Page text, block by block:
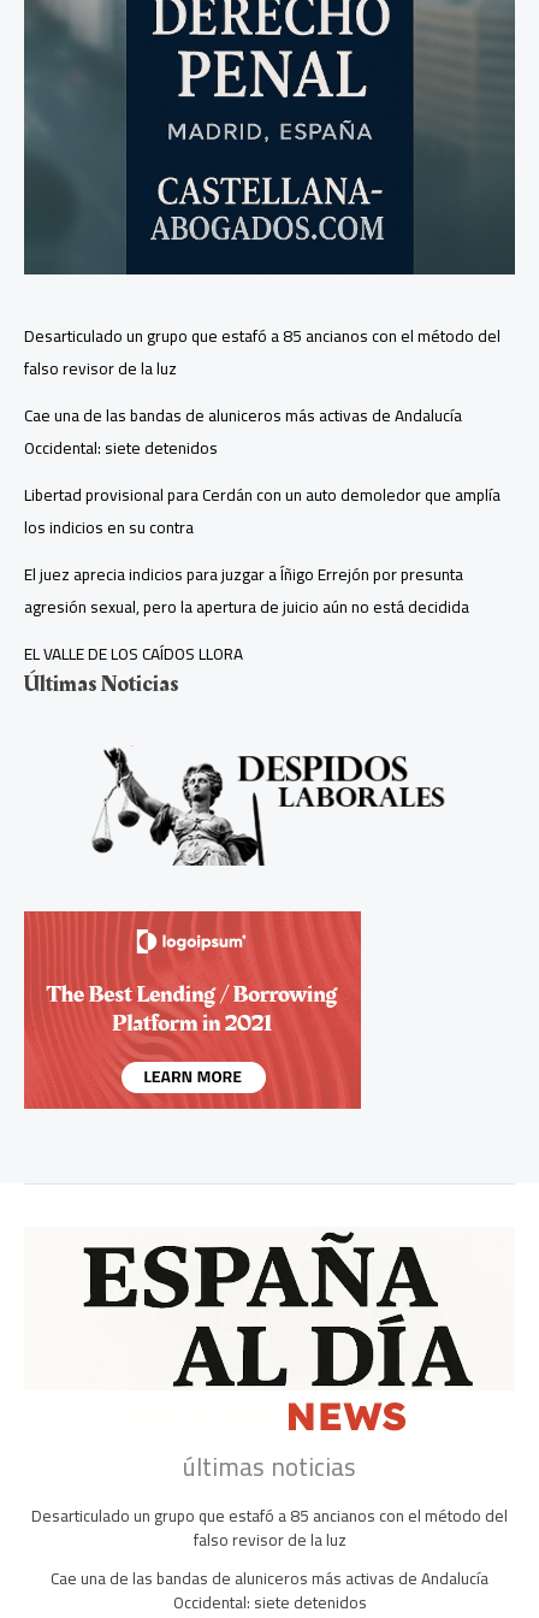
Desarticulado un grupo que estafó a 85 ancianos con el método del
falso revisor de la luz
Cae una de las bandas de aluniceros más activas de Andalucía
Occidental: siete detenidos
Libertad provisional para Cerdán con un auto demoledor que amplía
los indicios en su contra
El juez aprecia indicios para juzgar a Íñigo Errejón por presunta
agresión sexual, pero la apertura de juicio aún no está decidida
EL VALLE DE LOS CAÍDOS LLORA
Últimas Noticias
últimas noticias
Desarticulado un grupo que estafó a 85 ancianos con el método del
falso revisor de la luz
Cae una de las bandas de aluniceros más activas de Andalucía
Occidental: siete detenidos